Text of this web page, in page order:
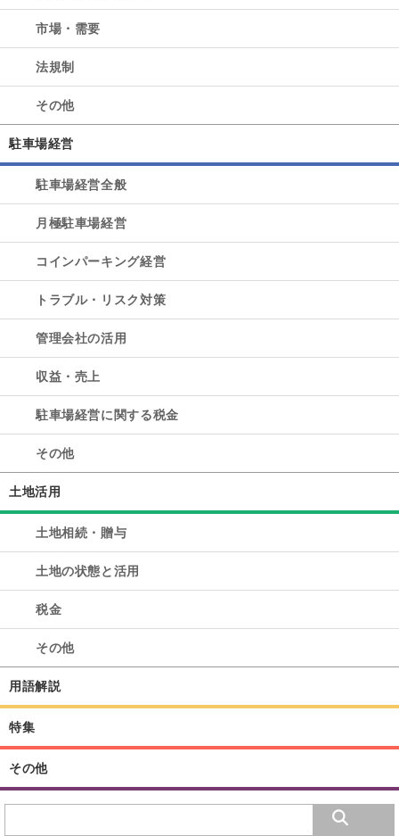
市場・需要
法規制
その他
駐車場経営
駐車場経営全般
月極駐車場経営
コインパーキング経営
トラブル・リスク対策
管理会社の活用
収益・売上
駐車場経営に関する税金
その他
土地活用
土地相続・贈与
土地の状態と活用
税金
その他
用語解説
特集
その他